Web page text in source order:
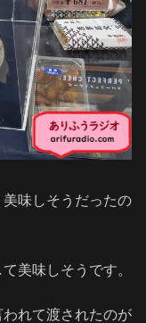
味しそうだったの
美味しそうです。
れて渡されたのが